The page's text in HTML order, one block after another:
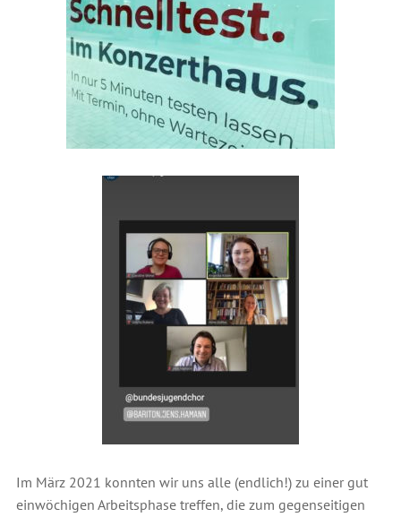
Im März 2021 konnten wir uns alle (endlich!) zu einer gut
einwöchigen Arbeitsphase treffen, die zum gegenseitigen